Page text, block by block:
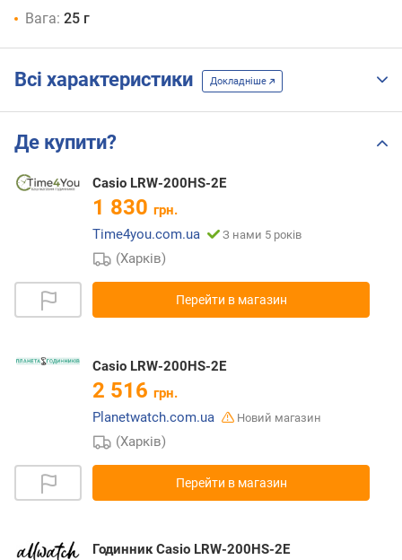
Вага: 25 г
Всі характеристики Докладніше
Де купити?
Casio LRW-200HS-2E
1 830 грн.
Time4you.com.ua
З нами 5 років
(Харків)
Перейти в магазин
Casio LRW-200HS-2E
2 516 грн.
Planetwatch.com.ua
Новий магазин
(Харків)
Перейти в магазин
Годинник Casio LRW-200HS-2E